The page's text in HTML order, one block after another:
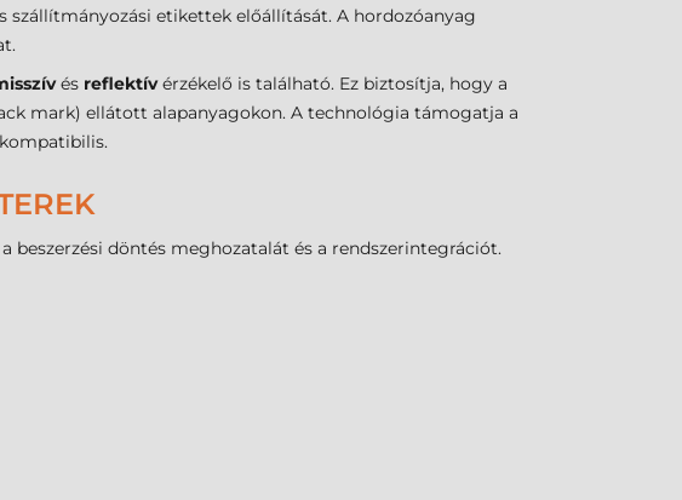
szállítmányozási etikettek előállítását. A hordozóanyag
és reflektívérzékelő is található. Ez biztosítja, hogy a
mark) ellátott alapanyagokon. A technológia támogatja a
döntés meghozatalát és a rendszerintegrációt.